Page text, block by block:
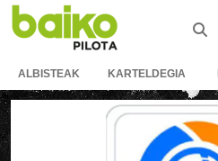
ALBISTEAK KARTELDEGIA